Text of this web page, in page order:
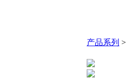
产品系列 >